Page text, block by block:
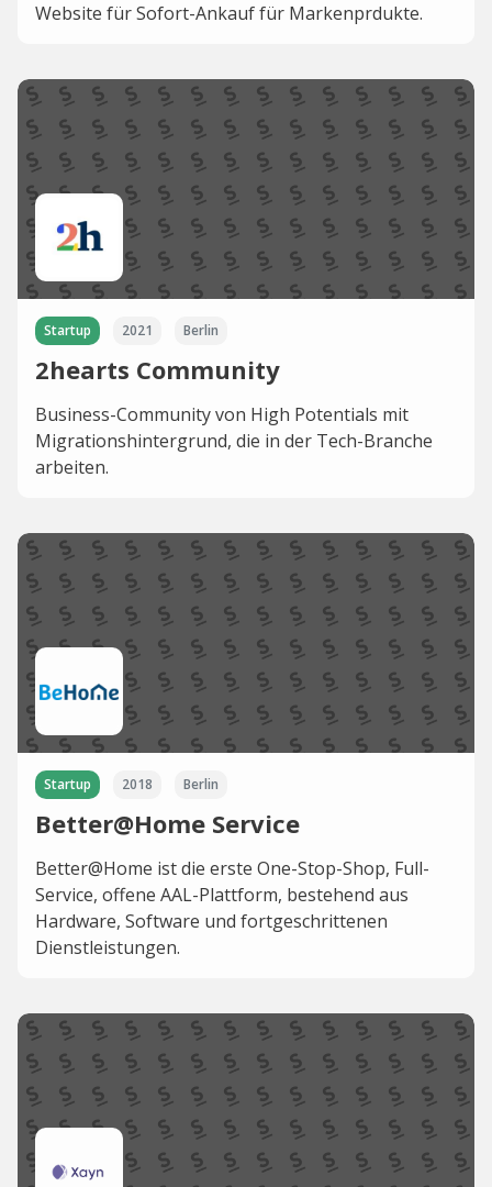
Website für Sofort-Ankauf für Markenprdukte.
Startup 2021 Berlin
2hearts Community
Business-Community von High Potentials mit
Migrationshintergrund, die in der Tech-Branche
arbeiten.
Startup 2018 Berlin
Better@Home Service
Better@Home ist die erste One-Stop-Shop, Full-
Service, offene AAL-Plattform, bestehend aus
Hardware, Software und fortgeschrittenen
Dienstleistungen.